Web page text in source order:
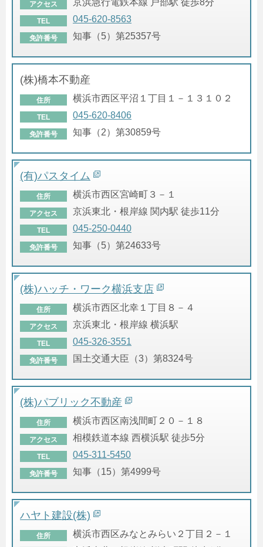
アクセス 京浜急行電鉄本線 戸部駅 徒歩8分
TEL 045-620-8563
免許番号 知事（5）第25357号
(株)橋本不動産
住所 横浜市西区平沼１丁目１－１３１０２
TEL 045-620-8406
免許番号 知事（2）第30859号
(有)パスタイム
住所 横浜市西区宮崎町３－１
アクセス 京浜東北・根岸線 関内駅 徒歩11分
TEL 045-250-0440
免許番号 知事（5）第24633号
(株)ハッチ・ワーク横浜支店
住所 横浜市西区北幸１丁目８－４
アクセス 京浜東北・根岸線 横浜駅
TEL 045-326-3551
免許番号 国土交通大臣（3）第8324号
(株)パブリック不動産
住所 横浜市西区南浅間町２０－１８
アクセス 相模鉄道本線 西横浜駅 徒歩5分
TEL 045-311-5450
免許番号 知事（15）第4999号
ハヤト建設(株)
住所 横浜市西区みなとみらい２丁目２－１